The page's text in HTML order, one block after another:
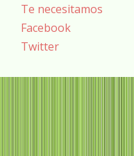
Te necesitamos
Facebook
Twitter